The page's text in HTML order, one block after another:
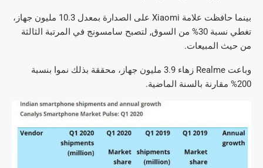
بينما حافظت علامة Xiaomi على الصدارة بمعدل 10.3 مليون جهاز،
تغطي نسبة 30% من السوق, لتصبح سامسونج في المرتبة الثالثة
من حيث المبيعات.
وباعت Realme زهاء 3.9 مليون جهاز، محققة بذلك نموا بنسبة
200% مقارنة بالسنة الماضية.